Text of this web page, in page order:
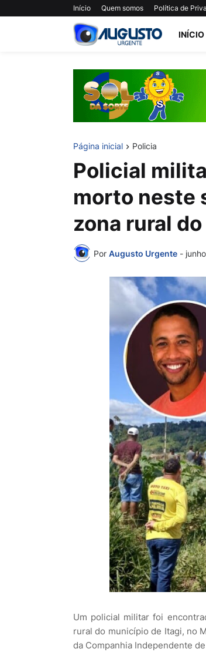
Início Quem somos Política de
INÍCIO
Página inicial Policia
Policial
morto neste
zona rural
Por Augusto Urgente -
Um policial militar foi
rural do município de Itagi, no
da Companhia Independente